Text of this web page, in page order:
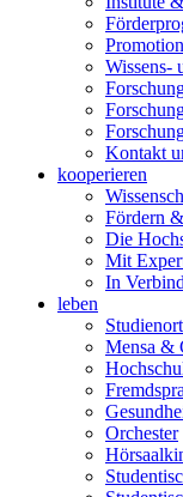
Wissens-
Kontakt
kooperieren
Fördern
Die
Mit
In
leben
Mensa &
Orchester